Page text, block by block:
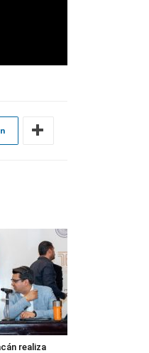
realiza